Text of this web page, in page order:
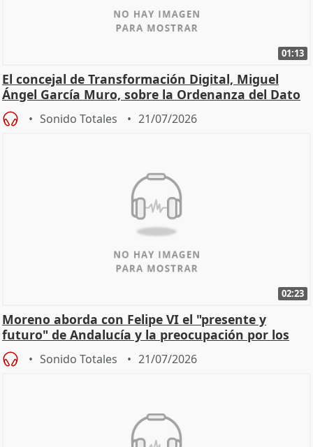
01:13
El concejal de Transformación Digital, Miguel
Ángel García Muro, sobre la Ordenanza del Dato
Sonido Totales 21/07/2026
02:23
Moreno aborda con Felipe VI el "presente y
futuro" de Andalucía y la preocupación por los
incendios
Sonido Totales 21/07/2026